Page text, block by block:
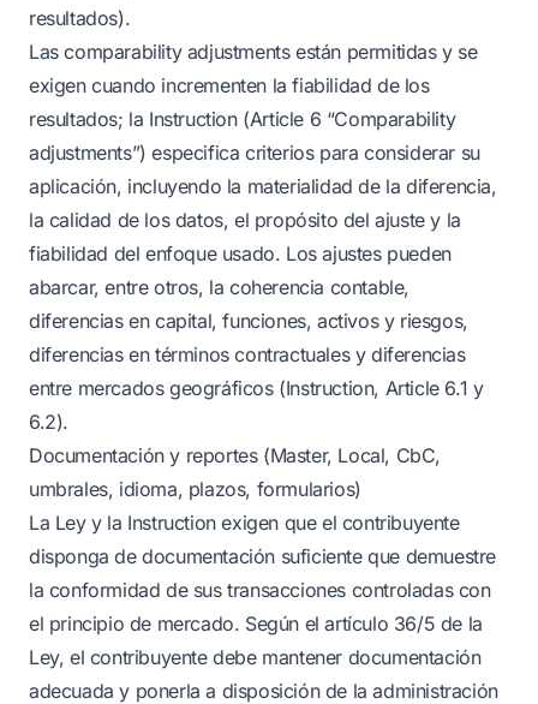
resultados).
Las comparability adjustments están permitidas y se
exigen cuando incrementen la fiabilidad de los
resultados; la Instruction (Article 6 “Comparability
adjustments”) especifica criterios para considerar su
aplicación, incluyendo la materialidad de la diferencia,
la calidad de los datos, el propósito del ajuste y la
fiabilidad del enfoque usado. Los ajustes pueden
abarcar, entre otros, la coherencia contable,
diferencias en capital, funciones, activos y riesgos,
diferencias en términos contractuales y diferencias
entre mercados geográficos (Instruction, Article 6.1 y
6.2).
Documentación y reportes (Master, Local, CbC,
umbrales, idioma, plazos, formularios)
La Ley y la Instruction exigen que el contribuyente
disponga de documentación suficiente que demuestre
la conformidad de sus transacciones controladas con
el principio de mercado. Según el artículo 36/5 de la
Ley, el contribuyente debe mantener documentación
adecuada y ponerla a disposición de la administración